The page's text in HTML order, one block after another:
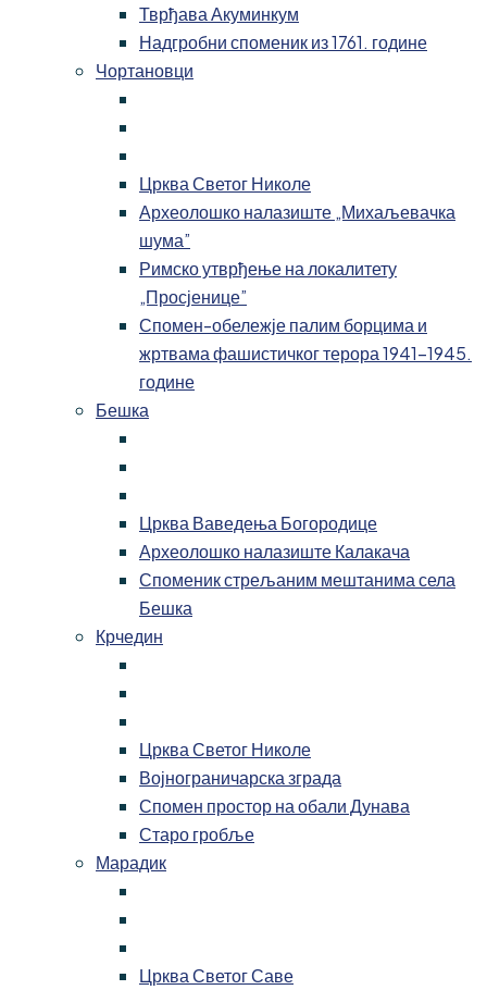
Тврђава Акуминкум
Надгробни споменик из 1761. године
Чортановци
Црква Светог Николе
Археолошко налазиште „Михаљевачка
шума”
Римско утврђење на локалитету
„Просјенице”
Спомен-обележје палим борцима и
жртвама фашистичког терора 1941-1945.
године
Бешка
Црква Ваведења Богородице
Археолошко налазиште Калакача
Споменик стрељаним мештанима села
Бешка
Крчедин
Црква Светог Николе
Војнограничарска зграда
Спомен простор на обали Дунава
Старо гробље
Марадик
Црква Светог Саве